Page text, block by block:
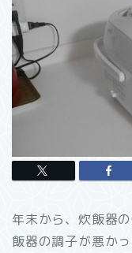
年末から、炊飯器
飯器の調子が悪か